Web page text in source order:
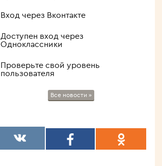
Вход через Вконтакте
Доступен вход через
Одноклассники
Проверьте свой уровень
пользователя
Все новости »